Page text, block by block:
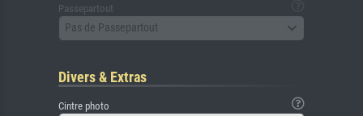
Passepartout
Pas de Passepartout
Divers & Extras
Cintre photo